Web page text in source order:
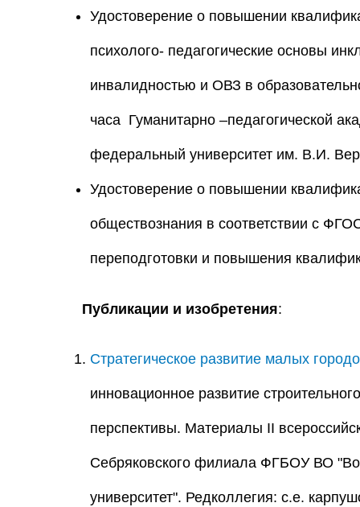
Удостоверение о повышении
психолого- педагогические основы
инвалидностью и ОВЗ в
часа Гуманитарно –педагогической
федеральный университет им. В.И.
Удостоверение о повышении
обществознания в соответствии с
переподготовки и повышения
Публикации и изобретения:
Стратегическое развитие малых
инновационное развитие
перспективы. Материалы II
Cебряковского филиала ФГБОУ ВО
университет". Редколлегия: с.е.